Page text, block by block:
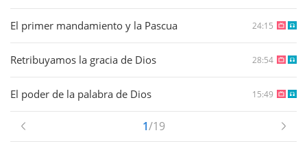
El primer mandamiento y la Pascua 24:15
Retribuyamos la gracia de Dios 28:54
El poder de la palabra de Dios 15:49
1/19